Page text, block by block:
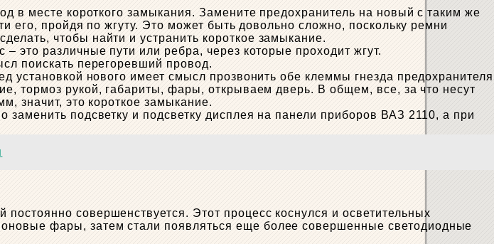
в месте короткого замыкания. Замените предохранитель на новый с таким же
его, пройдя по жгуту. Это может быть довольно сложно, поскольку ремни
чтобы найти и устранить короткое замыкание.
это различные пути или ребра, через которые проходит жгут.
поискать перегоревший провод.
установкой нового имеет смысл прозвонить обе клеммы гнезда предохранителя
тормоз рукой, габариты, фары, открываем дверь. В общем, все, за что несут
значит, это короткое замыкание.
подсветку и подсветку дисплея на панели приборов ВАЗ 2110, а при
совершенствуется. Этот процесс коснулся и осветительных
фары, затем стали появляться еще более совершенные светодиодные